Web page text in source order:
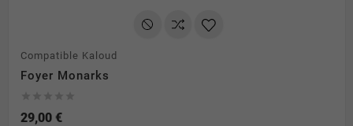
Compatible Kaloud
Foyer Monarks
29,00 €